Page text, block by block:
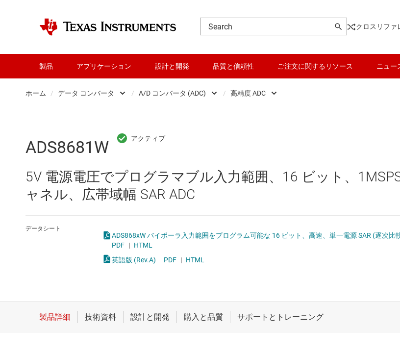
クロスリファ
製品 アプリケーション 設計と開発 品質と信頼性 ご注文に関するリソース ニュー
ホーム / データ コンバータ
RF とマイクロ波
インターフェイス
オーディオ、ハプティクス、およびピエゾ
スイッチ/マルチプレクサ
センサ
マイコン (MCU) / プロセッサ
/ A/D コンバータ (ADC)
Other data converters
デジタル ポテンショメータ (デジポット)
/ 高精度 ADC
ADS8681W
5V 電源電圧でプログラマブル入力範囲、16 ビット、
ャネル、広帯域幅 SAR ADC
データシート
PDF | HTML
英語版 (Rev.A)
PDF | HTML